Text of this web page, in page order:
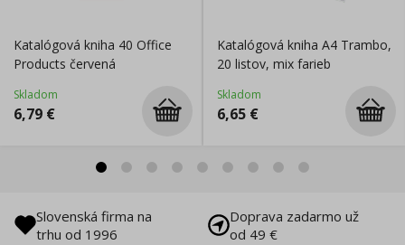
Katalógová kniha 40 Office
Products červená
Skladom
6,79 €
Katalógová kniha A4 Trambo,
20 listov, mix farieb
Skladom
6,65 €
Slovenská firma na
trhu od 1996
Doprava zadarmo už
od 49 €